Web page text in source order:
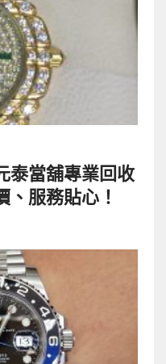
泰當舖專業回收
、服務貼心！